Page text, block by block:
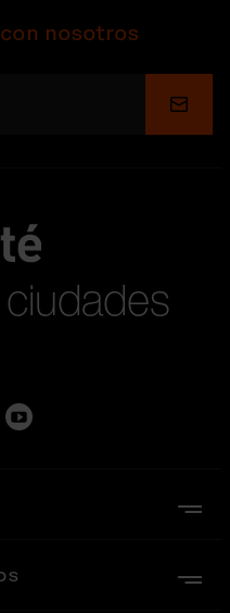
nosotros
Enviar